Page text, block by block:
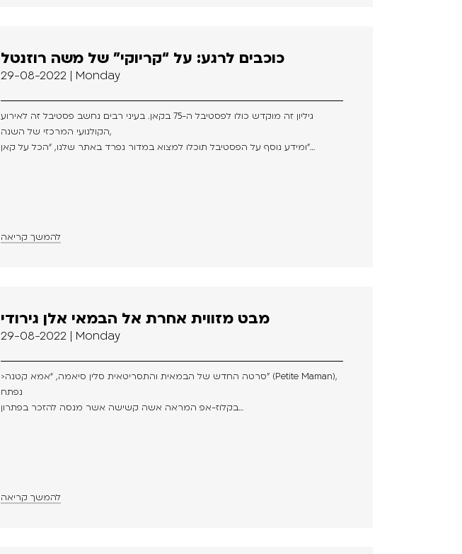
כוכבים לרגע: על “קריוקי” של משה רוזנטל
29-08-2022 | Monday
גיליון זה מוקדש כולו לפסטיבל ה-75 בקאן. בעיני רבים נחשב פסטיבל זה לאירוע
הקולנועי המרכזי של השנה,
ומידע נוסף על הפסטיבל תוכלו למצוא במדור נפרד באתר שלנו, “הכל על קאן”…
להמשך קריאה
מבט מזווית אחרת אל הבמאי אלן גירודי
29-08-2022 | Monday
>סרטה החדש של הבמאית והתסריטאית סלין סיאמה, “אמא קטנה” (Petite Maman),
נפתח
בקלוז-אפ המראה אשה קשישה אשר מנסה להזכר בפתרון…
להמשך קריאה